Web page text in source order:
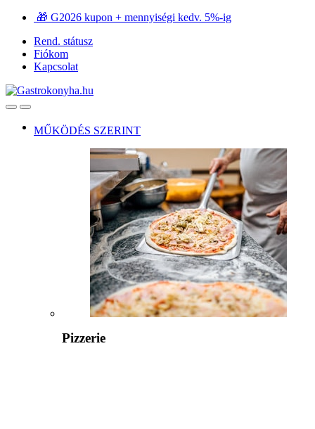
Ugrás
navigációhoz
Ugrás
tartalomra
🎁 G2026 kupon + mennyiségi kedv. 5%-ig
Rend. státusz
Fiókom
Kapcsolat
OpenClose
MŰKÖDÉS SZERINT
Pizzerie